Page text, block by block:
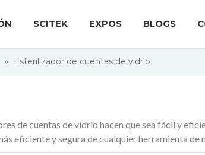
SCITEK EXPOS BLOGS
» Esterilizador de cuentas de vidrio
de cuentas de vidrio hacen que sea fácil y
eficiente y segura de cualquier herramienta de